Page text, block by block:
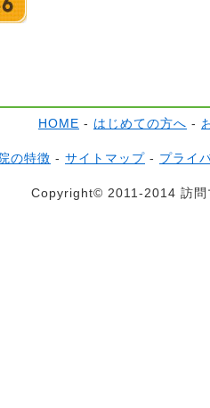
HOME - はじめての方へ -
の特徴 - サイトマップ - プライ
Copyright© 2011-2014 訪問